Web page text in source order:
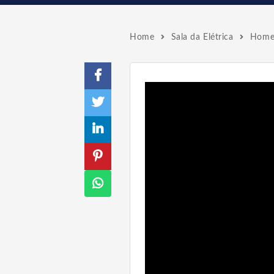
Home Sala da Elétrica